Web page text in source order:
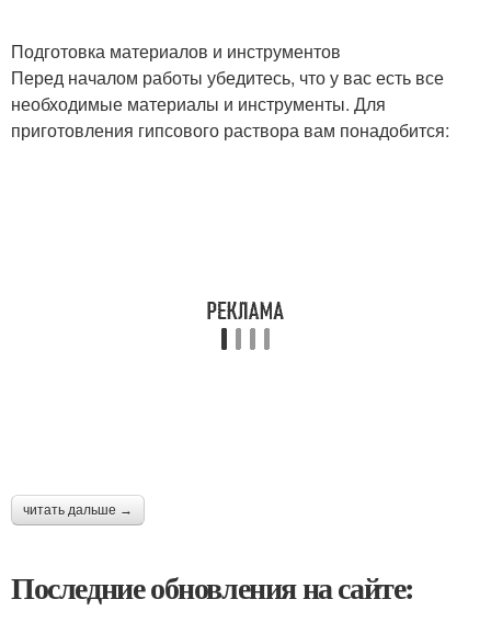
Подготовка материалов и инструментов
Перед началом работы убедитесь, что у вас есть все
необходимые материалы и инструменты. Для
приготовления гипсового раствора вам понадобится:
читать дальше →
Последние обновления на сайте: